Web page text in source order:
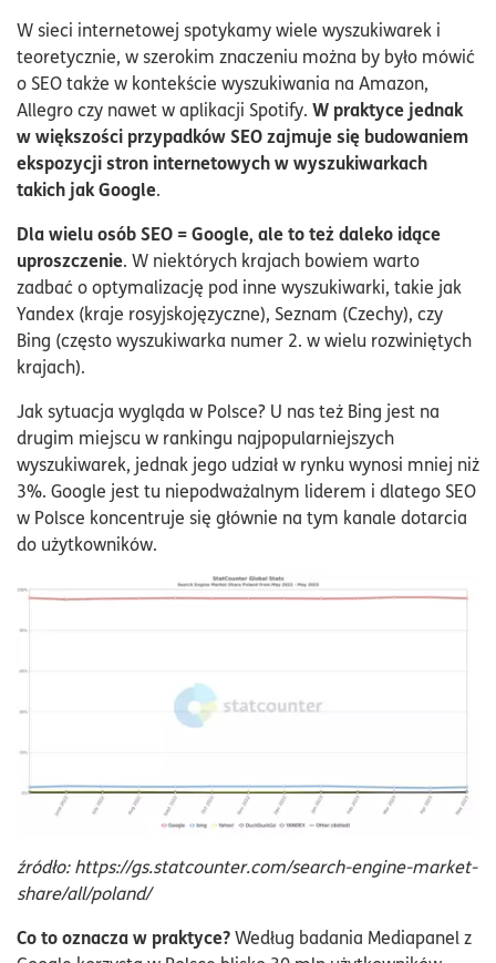
W sieci internetowej spotykamy wiele wyszukiwarek i
teoretycznie, w szerokim znaczeniu można by było mówić
o SEO także w kontekście wyszukiwania na Amazon,
Allegro czy nawet w aplikacji Spotify. W praktyce jednak
w większości przypadków SEO zajmuje się budowaniem
ekspozycji stron internetowych w wyszukiwarkach
takich jak Google.
Dla wielu osób SEO = Google, ale to też daleko idące
uproszczenie. W niektórych krajach bowiem warto
zadbać o optymalizację pod inne wyszukiwarki, takie jak
Yandex (kraje rosyjskojęzyczne), Seznam (Czechy), czy
Bing (często wyszukiwarka numer 2. w wielu rozwiniętych
krajach).
Jak sytuacja wygląda w Polsce? U nas też Bing jest na
drugim miejscu w rankingu najpopularniejszych
wyszukiwarek, jednak jego udział w rynku wynosi mniej niż
3%. Google jest tu niepodważalnym liderem i dlatego SEO
w Polsce koncentruje się głównie na tym kanale dotarcia
do użytkowników.
źródło: https://gs.statcounter.com/search-engine-market-
share/all/poland/
Co to oznacza w praktyce?Według badania Mediapanel z